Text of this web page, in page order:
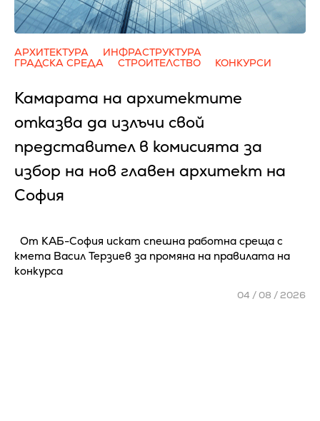
АРХИТЕКТУРА
ИНФРАСТРУКТУРА
ГРАДСКА СРЕДА
СТРОИТЕЛСТВО КОНКУРСИ
Камарата на архитектите
отказва да излъчи свой
представител в комисията за
избор на нов главен архитект на
София
От КАБ-София искат спешна работна среща с
кмета Васил Терзиев за промяна на правилата на
конкурса
04 / 08 / 2026